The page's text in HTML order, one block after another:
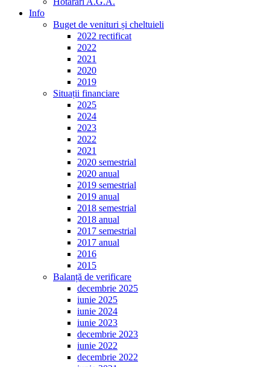
Info
Buget de venituri și cheltuieli
2022 rectificat
2022
2021
2020
2019
Situații financiare
2025
2024
2023
2022
2021
2020 semestrial
2020 anual
2019 semestrial
2019 anual
2018 semestrial
2018 anual
2017 semestrial
2017 anual
2016
2015
Balanță de verificare
decembrie 2025
iunie 2025
iunie 2024
iunie 2023
decembrie 2023
iunie 2022
decembrie 2022